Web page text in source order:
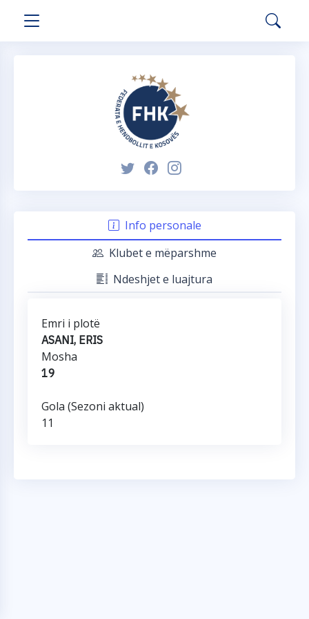
Info personale
Klubet e mëparshme
Ndeshjet e luajtura
Emri i plotë
ASANI, ERIS
Mosha
19
Gola (Sezoni aktual)
11